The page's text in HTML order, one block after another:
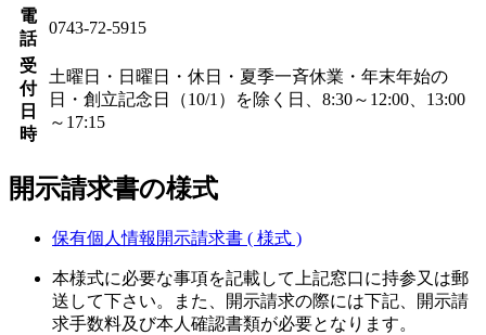
電
話
受
付
日
土曜日・日曜日・休日・夏季一斉休業・年末年始の
日・創立記念日（10/1）を除く日、8:30～12:00、13:00
開示請求書の様式
本様式に必要な事項を記載して上記窓口に持参又は郵
送して下さい。また、開示請求の際には下記、開示請